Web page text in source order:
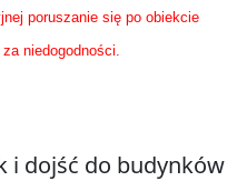
poruszanie się po obiekcie
niedogodności.
i dojść do budynków